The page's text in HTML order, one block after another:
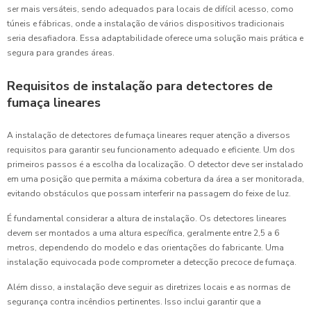
ser mais versáteis, sendo adequados para locais de difícil acesso, como
túneis e fábricas, onde a instalação de vários dispositivos tradicionais
seria desafiadora. Essa adaptabilidade oferece uma solução mais prática e
segura para grandes áreas.
Requisitos de instalação para detectores de
fumaça lineares
A instalação de detectores de fumaça lineares requer atenção a diversos
requisitos para garantir seu funcionamento adequado e eficiente. Um dos
primeiros passos é a escolha da localização. O detector deve ser instalado
em uma posição que permita a máxima cobertura da área a ser monitorada,
evitando obstáculos que possam interferir na passagem do feixe de luz.
É fundamental considerar a altura de instalação. Os detectores lineares
devem ser montados a uma altura específica, geralmente entre 2,5 a 6
metros, dependendo do modelo e das orientações do fabricante. Uma
instalação equivocada pode comprometer a detecção precoce de fumaça.
Além disso, a instalação deve seguir as diretrizes locais e as normas de
segurança contra incêndios pertinentes. Isso inclui garantir que a